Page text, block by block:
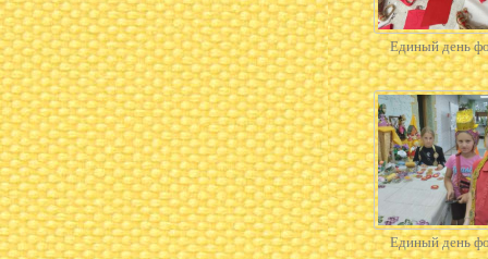
Единый день
Единый день